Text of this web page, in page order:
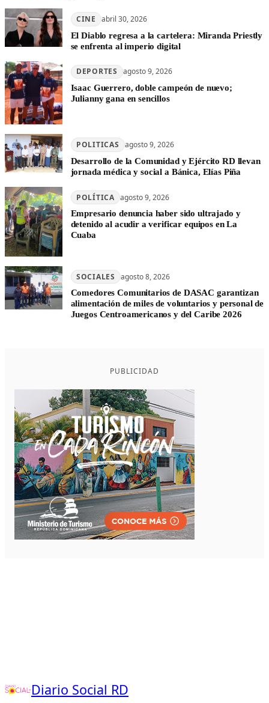
CINE abril 30, 2026
El Diablo regresa a la cartelera: Miranda Priestly
se enfrenta al imperio digital
DEPORTES agosto 9, 2026
Isaac Guerrero, doble campeón de nuevo;
Julianny gana en sencillos
POLITICAS agosto 9, 2026
Desarrollo de la Comunidad y Ejército RD llevan
jornada médica y social a Bánica, Elías Piña
POLÍTICA agosto 9, 2026
Empresario denuncia haber sido ultrajado y
detenido al acudir a verificar equipos en La
Cuaba
SOCIALES agosto 8, 2026
Comedores Comunitarios de DASAC garantizan
alimentación de miles de voluntarios y personal de
Juegos Centroamericanos y del Caribe 2026
PUBLICIDAD
Diario Social RD